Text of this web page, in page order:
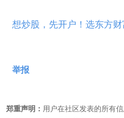
想炒股，先开户！选东方
举报
郑重声明： 用户在社区发表的所有